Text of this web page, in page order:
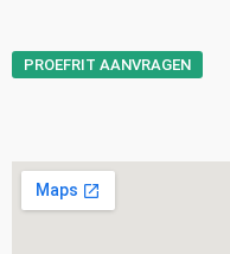
PROEFRIT AANVRAGEN